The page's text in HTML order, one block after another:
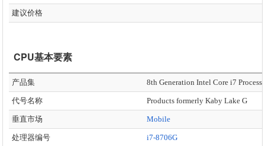
建议价格
CPU基本要素
产品集 8th Generation Intel Core i7
代号名称 Products formerly Kaby Lake G
垂直市场 Mobile
处理器编号 i7-8706G